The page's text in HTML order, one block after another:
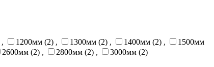
, 1200мм (2) , 1300мм (2) , 1400мм (2) ,
1500мм
2600мм (2) , 2800мм (2) ,
3000мм (2)